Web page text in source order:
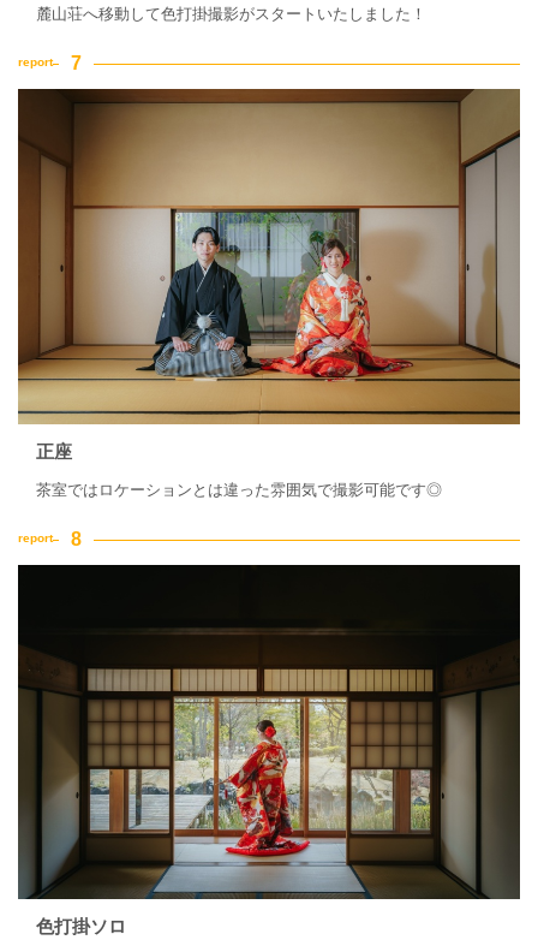
麓山荘へ移動して色打掛撮影がスタートいたしました！
正座
茶室ではロケーションとは違った雰囲気で撮影可能です◎
色打掛ソロ